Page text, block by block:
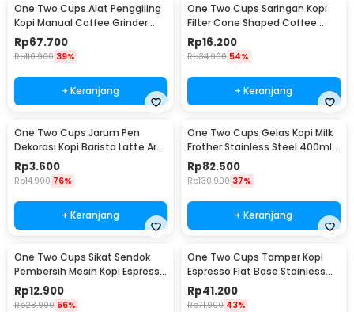
One Two Cups Alat Penggiling
Kopi Manual Coffee Grinder
Adjustable - CF4146
Rp67.700
Rp110.900 39%
+ Keranjang
One Two Cups Saringan Kopi
Filter Cone Shaped Coffee
Dripper 1 PCS - K741
Rp16.200
Rp34.900 54%
+ Keranjang
One Two Cups Jarum Pen
Dekorasi Kopi Barista Latte Art
Needle 13cm - F3F27
Rp3.600
Rp14.900 76%
+ Keranjang
One Two Cups Gelas Kopi Milk
Frother Stainless Steel 400ml -
WZ0011
Rp82.500
Rp130.900 37%
+ Keranjang
One Two Cups Sikat Sendok
Pembersih Mesin Kopi Espresso
2in1 - 8809
Rp12.900
Rp28.900 56%
One Two Cups Tamper Kopi
Espresso Flat Base Stainless
Steel 51mm - SS51
Rp41.200
Rp71.900 43%